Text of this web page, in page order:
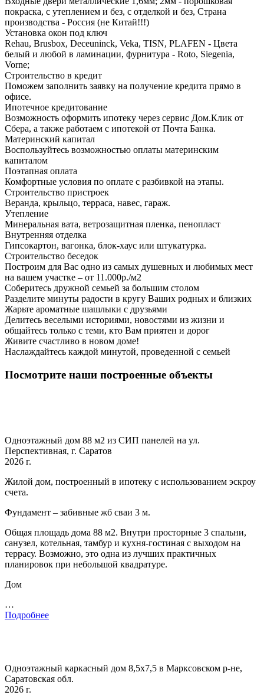
покраска, с утеплением и без, с отделкой и без, Страна
производства - Россия (не Китай!!!)
Установка окон под ключ
Rehau, Brusbox, Deceuninck, Veka, TISN, PLAFEN - Цвета
белый и любой в ламинации, фурнитура - Roto, Siegenia,
Vorne;
Строительство в кредит
Поможем заполнить заявку на получение кредита прямо в
офисе.
Ипотечное кредитование
Возможность оформить ипотеку через сервис Дом.Клик от
Сбера, а также работаем с ипотекой от Почта Банка.
Материнский капитал
Воспользуйтесь возможностью оплаты материнским
капиталом
Поэтапная оплата
Комфортные условия по оплате с разбивкой на этапы.
Строительство пристроек
Веранда, крыльцо, терраса, навес, гараж.
Утепление
Минеральная вата, ветрозащитная пленка, пенопласт
Внутренняя отделка
Гипсокартон, вагонка, блок-хаус или штукатурка.
Строительство беседок
Построим для Вас одно из самых душевных и любимых мест
на вашем участке – от 11.000р./м2
Соберитесь дружной семьей за большим столом
Разделите минуты радости в кругу Ваших родных и близких
Жарьте ароматные шашлыки с друзьями
Делитесь веселыми историями, новостями из жизни и
общайтесь только с теми, кто Вам приятен и дорог
Живите счастливо в новом доме!
Наслаждайтесь каждой минутой, проведенной с семьей
Посмотрите наши построенные объекты
Одноэтажный дом 88 м2 из СИП панелей на ул.
Перспективная, г. Саратов
2026 г.
Жилой дом, построенный в ипотеку с использованием эскроу
счета.
Фундамент – забивные жб сваи 3 м.
Общая площадь дома 88 м2. Внутри просторные 3 спальни,
санузел, котельная, тамбур и кухня-гостиная с выходом на
террасу. Возможно, это одна из лучших практичных
планировок при небольшой квадратуре.
Дом
…
Подробнее
Одноэтажный каркасный дом 8,5х7,5 в Марксовском р-не,
Саратовская обл.
2026 г.